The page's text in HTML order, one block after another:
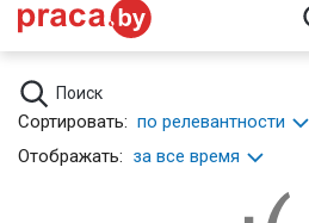
Поиск
Сортировать: по релевантности
Отображать: за все время